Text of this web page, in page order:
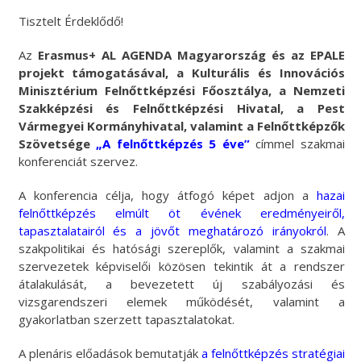
Tisztelt Érdeklődő!
Az Erasmus+ AL AGENDA Magyarország és az EPALE
projekt támogatásával, a Kulturális és Innovációs
Minisztérium Felnőttképzési Főosztálya, a Nemzeti
Szakképzési és Felnőttképzési Hivatal, a Pest
Vármegyei Kormányhivatal, valamint a Felnőttképzők
Szövetsége „A felnőttképzés 5 éve”címmel szakmai
konferenciát szervez.
A konferencia célja, hogy átfogó képet adjon a hazai
felnőttképzés elmúlt öt évének eredményeiről,
tapasztalatairól és a jövőt meghatározó irányokról. A
szakpolitikai és hatósági szereplők, valamint a szakmai
szervezetek képviselői közösen tekintik át a rendszer
átalakulását, a bevezetett új szabályozási és
vizsgarendszeri elemek működését, valamint a
gyakorlatban szerzett tapasztalatokat.
A plenáris előadások bemutatják a felnőttképzés stratégiai